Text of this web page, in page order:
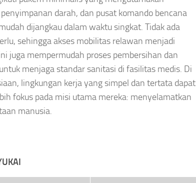
darah, dan pusat komando bencana
dijangkau dalam waktu singkat. Tidak ada
sehingga akses mobilitas relawan menjadi
juga mempermudah proses pembersihan dan
menjaga standar sanitasi di fasilitas medis. Di
lingkungan kerja yang simpel dan tertata dapat
fokus pada misi utama mereka: menyelamatkan
manusia.